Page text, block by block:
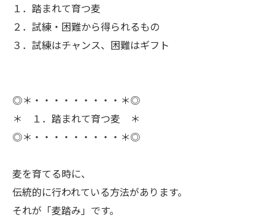
１．踏まれて育つ麦
２．試練・困難から得られるもの
３．試練はチャンス、困難はギフト
◎＊・・・・・・・・・＊◎
＊ １．踏まれて育つ麦 ＊
◎＊・・・・・・・・・＊◎
ㅤ麦を育てる時に、
伝統的に行われている方法があります。
それが「麦踏み」です。